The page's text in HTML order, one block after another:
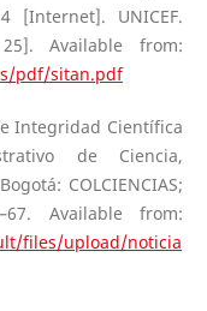
[Internet]. UNICEF.
Available from:
pdf/sitan.pdf
Integridad Científica
de Ciencia,
COLCIENCIAS;
Available from:
files/upload/noticia